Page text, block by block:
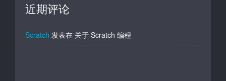
近期评论
Scratch 发表在 关于 Scratch 编程